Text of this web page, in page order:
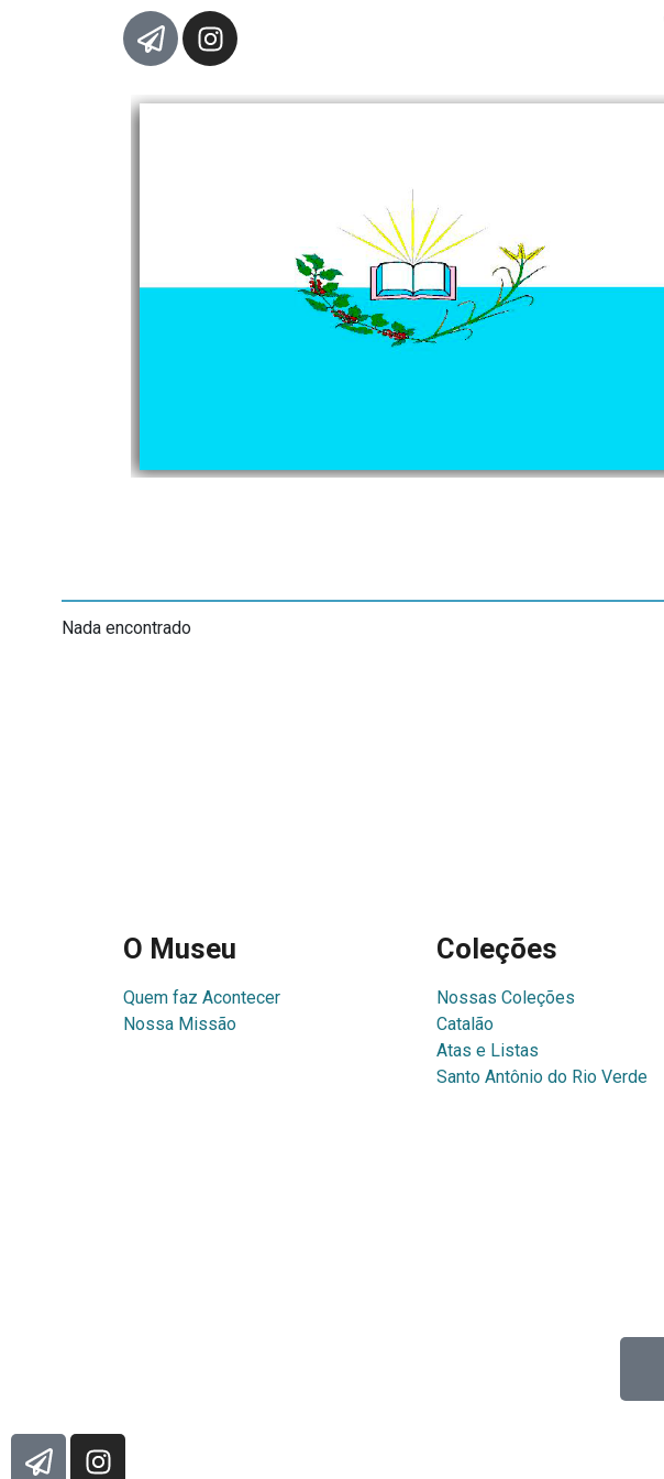
Nada encontrado
O Museu
Quem faz Acontecer
Nossa Missão
Coleções
Nossas Coleções
Catalão
Atas e Listas
Santo Antônio do Rio Verde